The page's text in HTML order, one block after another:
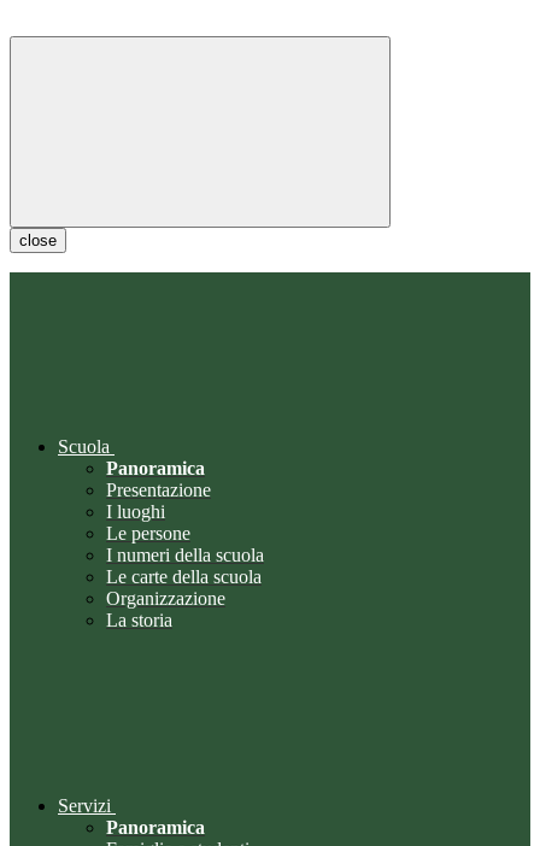
close
Scuola
Panoramica
Presentazione
I luoghi
Le persone
I numeri della scuola
Le carte della scuola
Organizzazione
La storia
Servizi
Panoramica